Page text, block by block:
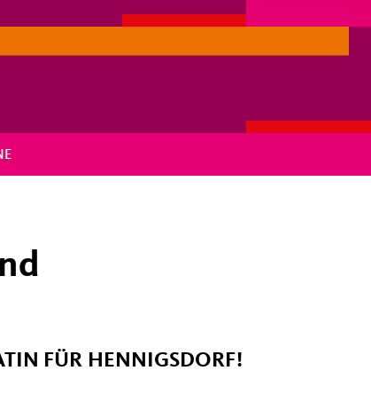
FÜR HENNIGSDORF!